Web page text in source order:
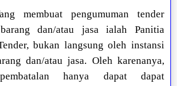
membuat pengumuman tender
dan/atau jasa ialah Panitia
bukan langsung oleh instansi
dan/atau jasa. Oleh karenanya,
hanya dapat dapat